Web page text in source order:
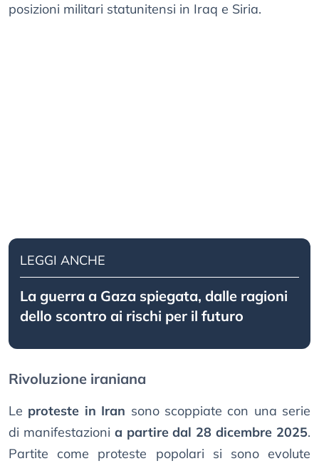
posizioni militari statunitensi in Iraq e Siria.
LEGGI ANCHE
La guerra a Gaza spiegata, dalle ragioni
dello scontro ai rischi per il futuro
Rivoluzione iraniana
Le proteste in Iran sono scoppiate con una serie
di manifestazioni a partire dal 28 dicembre 2025.
Partite come proteste popolari si sono evolute